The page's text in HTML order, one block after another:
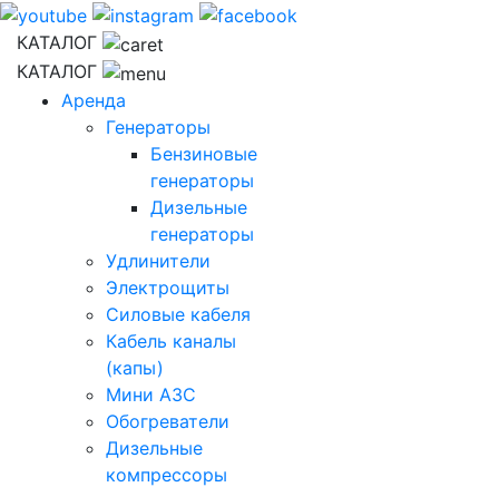
КАТАЛОГ
КАТАЛОГ
Аренда
Генераторы
Бензиновые
генераторы
Дизельные
генераторы
Удлинители
Электрощиты
Силовые кабеля
Кабель каналы
(капы)
Мини АЗС
Обогреватели
Дизельные
компрессоры